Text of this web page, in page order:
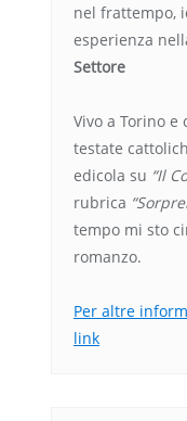
nel frattempo,
esperienza
Settore
Vivo a Torino
testate
edicola su “Il
rubrica
tempo mi sto
romanzo.
Per altre
link